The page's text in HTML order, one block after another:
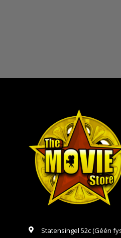
Statensingel 52c (Géén